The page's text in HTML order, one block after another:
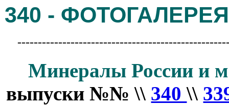
340 -
Минералы России и
выпуски№№ \\ 340\\